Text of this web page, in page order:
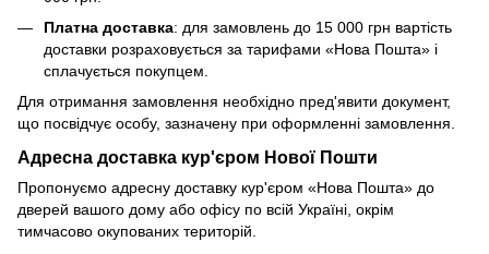
Платна доставка: для замовлень до 15 000 грн вартість
доставки розраховується за тарифами «Нова Пошта» і
сплачується покупцем.
Для отримання замовлення необхідно пред'явити документ,
що посвідчує особу, зазначену при оформленні замовлення.
Адресна доставка кур'єром Нової Пошти
Пропонуємо адресну доставку кур'єром «Нова Пошта» до
дверей вашого дому або офісу по всій Україні, окрім
тимчасово окупованих територій.